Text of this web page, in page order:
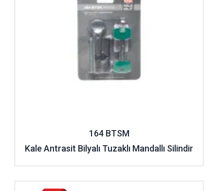
satışı yapılan tüm kapı göbeklerinin ortak özelliği; kaliteli,
dayanıklı, güvenli ve uzun ömürlü olmalarıdır. Her bütçeye
uygun ürün çeşitliliğine sahip silindirlerin farklı kişisel
zevklere uygun olarak tasarlanmış renkleri de bulunur.
Dolayısıyla farklı renk ve modelleriyle bu bareller, canınızı
ve malınızı güvende hissetmenizi sağlarken görsel
zevkinizi de düşünerek uyumlu kullanım imkanı sunar.
kullanım kolaylığı sağlayan bir modeldir. Söz konusu mandal
kısmı, kapının iç kısmında yer alır. Bu sayede evden çıkarken
164 BTSM
Kale Antrasit Bilyalı Tuzaklı Mandallı Silindir